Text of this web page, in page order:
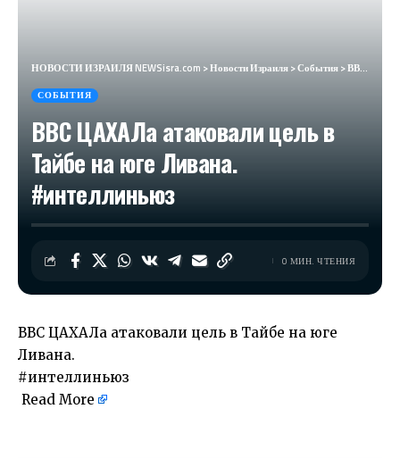
НОВОСТИ ИЗРАИЛЯ NEWSisra.com >Новости Израиля>События>ВВС ЦАХАЛа атаковали цель в Тайбе на юге Ливана. #интеллиньюз
СОБЫТИЯ
ВВС ЦАХАЛа атаковали цель в
Тайбе на юге Ливана.
#интеллиньюз
0 МИН. ЧТЕНИЯ
ВВС ЦАХАЛа атаковали цель в Тайбе на юге
Ливана.
#интеллиньюз
Read More